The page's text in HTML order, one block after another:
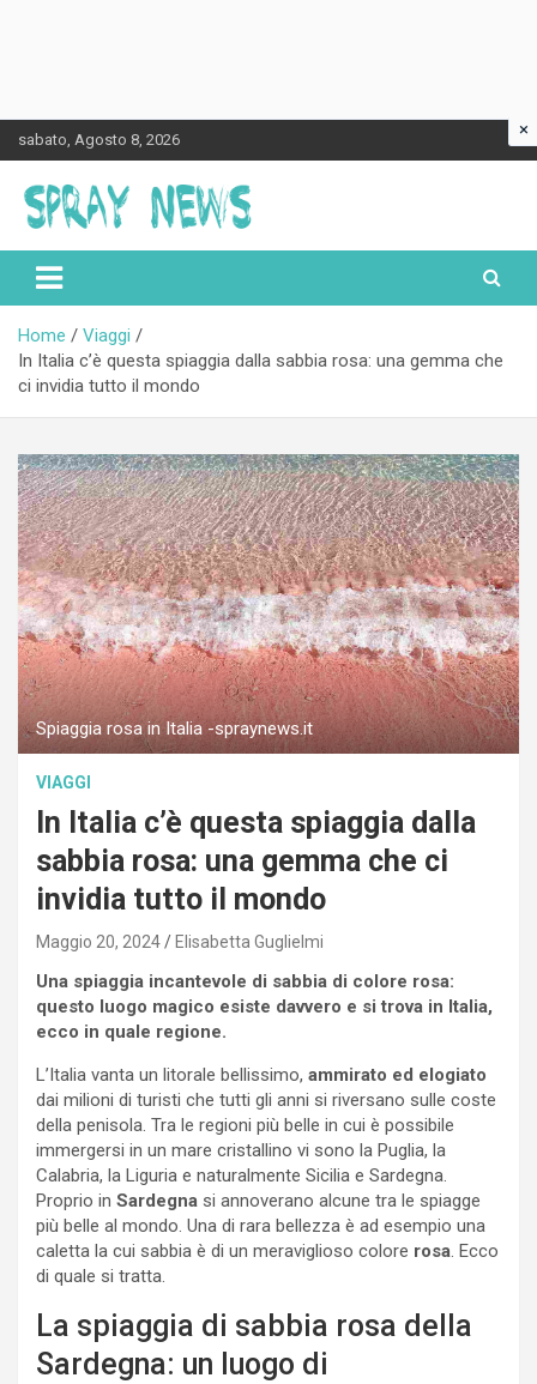
to
content
sabato, Agosto 8, 2026
Spraynews.it
Home
Viaggi
In Italia c’è questa spiaggia dalla sabbia rosa: una gemma che
ci invidia tutto il mondo
Spiaggia rosa in Italia -spraynews.it
VIAGGI
In Italia c’è questa spiaggia dalla
sabbia rosa: una gemma che ci
invidia tutto il mondo
Maggio 20, 2024 Elisabetta Guglielmi
Una spiaggia incantevole di sabbia di colore rosa:
questo luogo magico esiste davvero e si trova in Italia,
ecco in quale regione.
L’Italia vanta un litorale bellissimo, ammirato ed elogiato
dai milioni di turisti che tutti gli anni si riversano sulle coste
della penisola. Tra le regioni più belle in cui è possibile
immergersi in un mare cristallino vi sono la Puglia, la
Calabria, la Liguria e naturalmente Sicilia e Sardegna.
Proprio in Sardegna si annoverano alcune tra le spiagge
più belle al mondo. Una di rara bellezza è ad esempio una
caletta la cui sabbia è di un meraviglioso colore rosa. Ecco
di quale si tratta.
La spiaggia di sabbia rosa della
Sardegna: un luogo di
×